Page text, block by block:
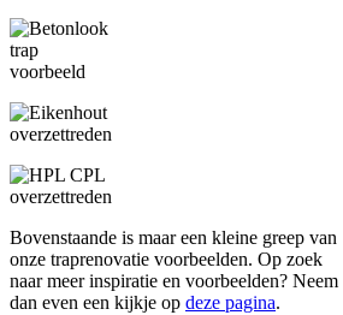
Bovenstaande is maar een kleine greep van
onze traprenovatie voorbeelden. Op zoek
naar meer inspiratie en voorbeelden? Neem
dan even een kijkje op deze pagina.